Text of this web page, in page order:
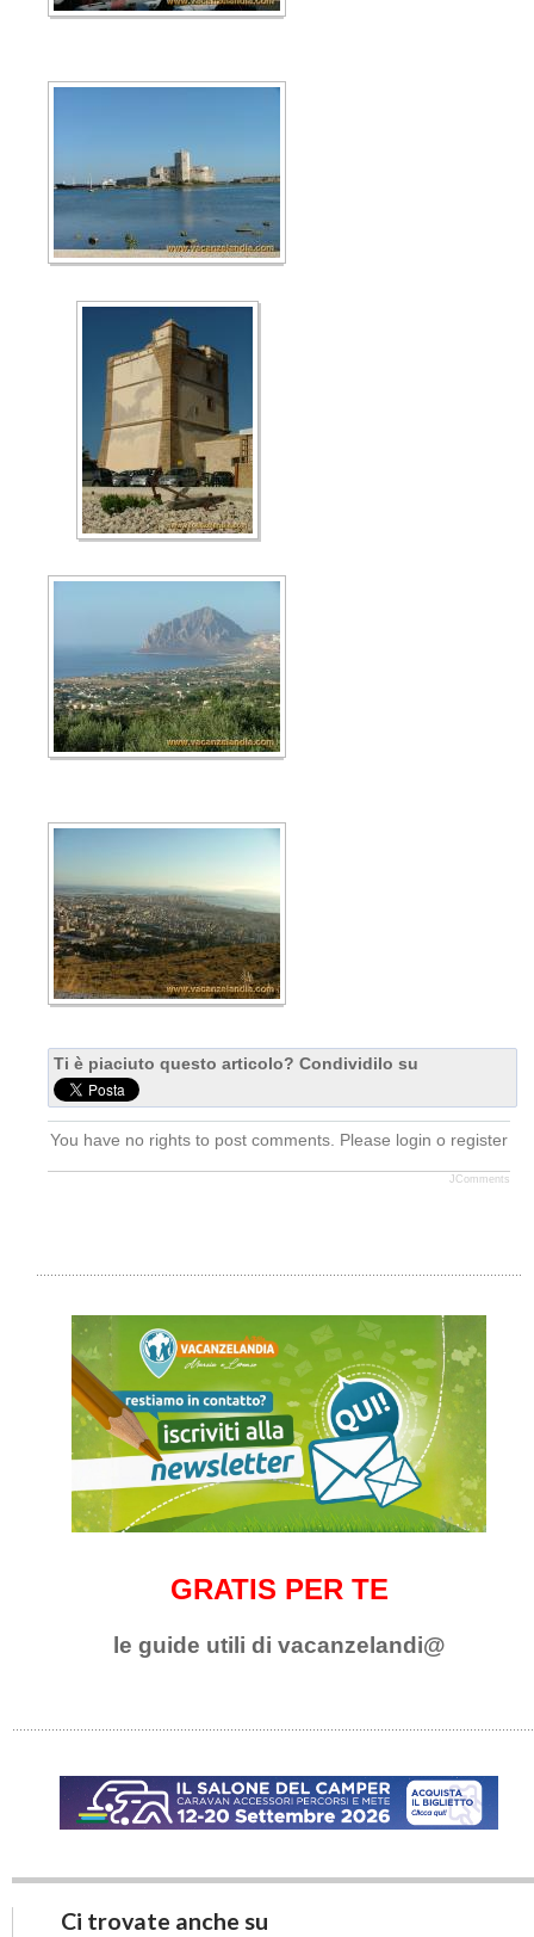
Ti è piaciuto questo articolo? Condividilo su
You have no rights to post comments. Please login o register
JComments
GRATIS PER TE
le guide utili di vacanzelandi@
Ci trovate anche su